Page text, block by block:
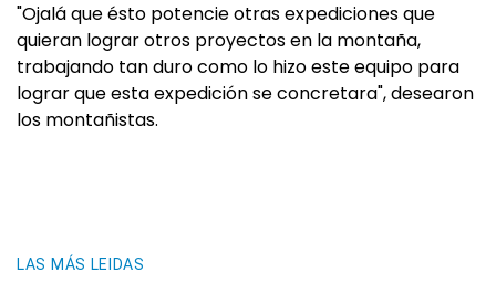
"Ojalá que ésto potencie otras expediciones que
quieran lograr otros proyectos en la montaña,
trabajando tan duro como lo hizo este equipo para
lograr que esta expedición se concretara", desearon
los montañistas.
LAS MÁS LEIDAS